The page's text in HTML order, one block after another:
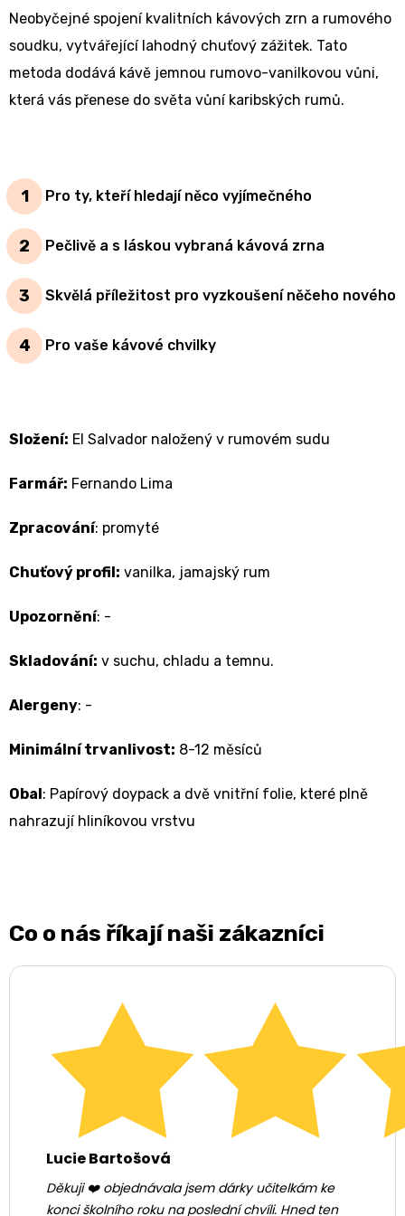
Neobyčejné spojení kvalitních kávových zrn a rumového
soudku, vytvářející lahodný chuťový zážitek. Tato
metoda dodává kávě jemnou rumovo-vanilkovou vůni,
která vás přenese do světa vůní karibských rumů.
Pro ty, kteří hledají něco vyjímečného
Pečlivě a s láskou vybraná kávová zrna
Skvělá příležitost pro vyzkoušení něčeho nového
Pro vaše kávové chvilky
Složení: El Salvador naložený v rumovém sudu
Farmář: Fernando Lima
Zpracování: promyté
Chuťový profil: vanilka, jamajský rum
Upozornění: -
Skladování: v suchu, chladu a temnu.
Alergeny: -
Minimální trvanlivost: 8-12 měsíců
Obal: Papírový doypack a dvě vnitřní folie, které plně
nahrazují hliníkovou vrstvu
Co o nás říkají naši zákazníci
Lucie Bartošová
Děkuji ❤️ objednávala jsem dárky učitelkám ke
konci školního roku na poslední chvíli. Hned ten